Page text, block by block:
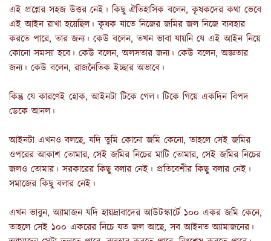
এই প্রশ্নের সহজ উত্তর নেই। কিছু ঐতিহাসিক বলেন, কৃষকদের কথা ভেবে
এই আইন রাখা হয়েছিল। কৃষক যাতে নিজের জমির জল নিজে ব্যবহার
করতে পারে, তার জন্য। কেউ বলেন, তখন ভাবা যায়নি যে এই আইন নিয়ে
কোনো সমস্যা হবে। কেউ বলেন, অলসতার জন্য। কেউ বলেন, অজ্ঞতার
জন্য। কেউ বলেন, রাজনৈতিক ইচ্ছার অভাবে।
কিন্তু যে কারণেই হোক, আইনটা টিকে গেল। টিকে গিয়ে একদিন বিপদ
ডেকে আনল।
আইনটা এখনও বলছে, যদি তুমি কোনো জমি কেনো, তাহলে সেই জমির
ওপরের আকাশ তোমার, সেই জমির নিচের মাটি তোমার, সেই জমির নিচের
জলও তোমার। সরকারের কিছু বলার নেই। প্রতিবেশীর কিছু বলার নেই।
সমাজের কিছু বলার নেই।
এখন ভাবুন, অ্যামাজন যদি হায়দ্রাবাদের আউটস্কার্টে ১০০ একর জমি কেনে,
তাহলে সেই ১০০ একরের নিচে যত জল আছে, সব আইনত অ্যামাজনের।